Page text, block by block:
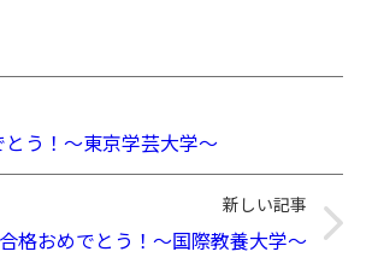
う！～東京学芸大学～
新しい記事
合格おめでとう！～国際教養大学～